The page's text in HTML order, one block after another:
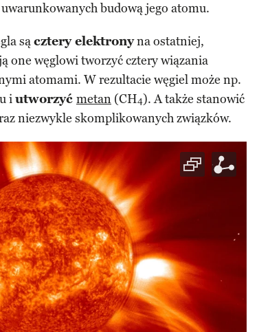
uwarunkowanych budową jego atomu.
sącztery elektronyna ostatniej,
one węglowi tworzyć cztery wiązania
atomami. W rezultacie węgiel może np.
iutworzyć metan (CH4). A także stanowić
niezwykle skomplikowanych związków.